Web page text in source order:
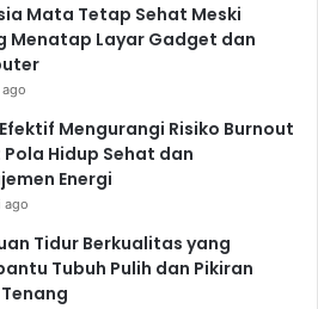
Mata Tetap Sehat Meski
Menatap Layar Gadget dan
Mengurangi Risiko Burnout
Hidup Sehat dan
Energi
ago
Tidur Berkualitas yang
Tubuh Pulih dan Pikiran